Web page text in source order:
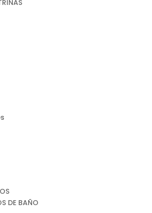
DE BAÑO